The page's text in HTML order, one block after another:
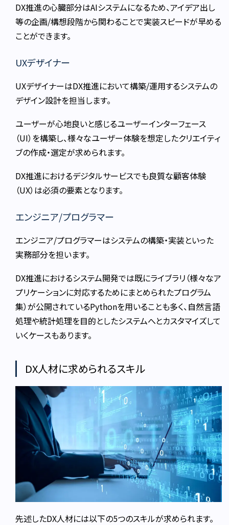
DX推進の心臓部分はAIシステムになるため、アイデア出し
等の企画/構想段階から関わることで実装スピードが早める
ことができます。
UXデザイナー
UXデザイナーはDX推進において構築/運用するシステムの
デザイン設計を担当します。
ユーザーが心地良いと感じるユーザーインターフェース
（UI）を構築し、様々なユーザー体験を想定したクリエイティ
ブの作成・選定が求められます。
DX推進におけるデジタルサービスでも良質な顧客体験
（UX）は必須の要素となります。
エンジニア/プログラマー
エンジニア/プログラマーはシステムの構築・実装といった
実務部分を担います。
DX推進におけるシステム開発では既にライブラリ（様々なア
プリケーションに対応するためにまとめられたプログラム
集）が公開されているPythonを用いることも多く、自然言語
処理や統計処理を目的としたシステムへとカスタマイズして
いくケースもあります。
DX人材に求められるスキル
先述したDX人材には以下の5つのスキルが求められます。